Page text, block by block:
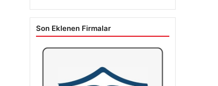
Son Eklenen Firmalar